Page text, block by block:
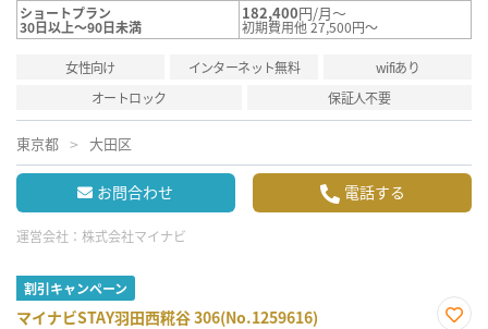
ショートプラン
30日以上～90日未満
182,400円/月～
初期費用他 27,500円～
女性向け インターネット無料
wifiあり
オートロック
保証人不要
東京都 大田区
お問合わせ 電話する
運営会社： 株式会社マイナビ
割引キャンペーン
マイナビSTAY羽田西糀谷 306(No.1259616)